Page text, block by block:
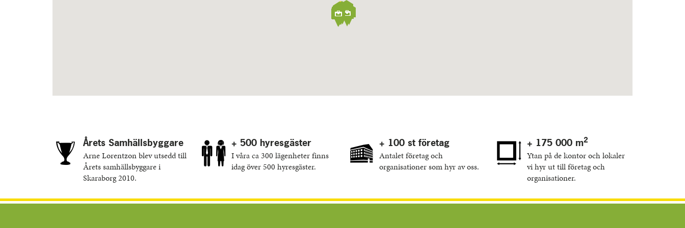
Årets Samhällsbyggare
Arne Lorentzon blev utsedd till
Årets samhällsbyggare i
Skaraborg 2010.
+ 500 hyresgäster
I våra ca 300 lägenheter finns
idag över 500 hyresgäster.
+ 100 st företag
Antalet företag och
organisationer som hyr av oss.
+ 175 000 m2
Ytan på de kontor och lokaler
vi hyr ut till företag och
organisationer.